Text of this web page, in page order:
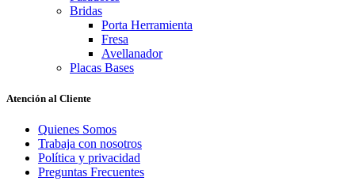
Bridas
Porta Herramienta
Fresa
Avellanador
Placas Bases
Atención al Cliente
Quienes Somos
Trabaja con nosotros
Política y privacidad
Preguntas Frecuentes